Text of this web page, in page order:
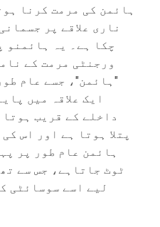
ہائمن کی مرمت کرنا
ناری علاقے پر
چکا ہے۔ یہ ہائمنو
ورجنٹی مرمت کے
"ہائمن"، جسے عام
ایک علاقہ میں
داخلے کے قریب
پتلا ہوتا ہے اور اس
ہائمن عام طور پر
ٹوٹ جاتاہے، جس سے
لیے اسے سوسائٹی